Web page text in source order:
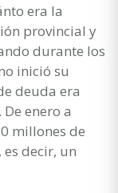
era la
provincial y
durante los
inició su
deuda era
enero a
millones de
es decir, un